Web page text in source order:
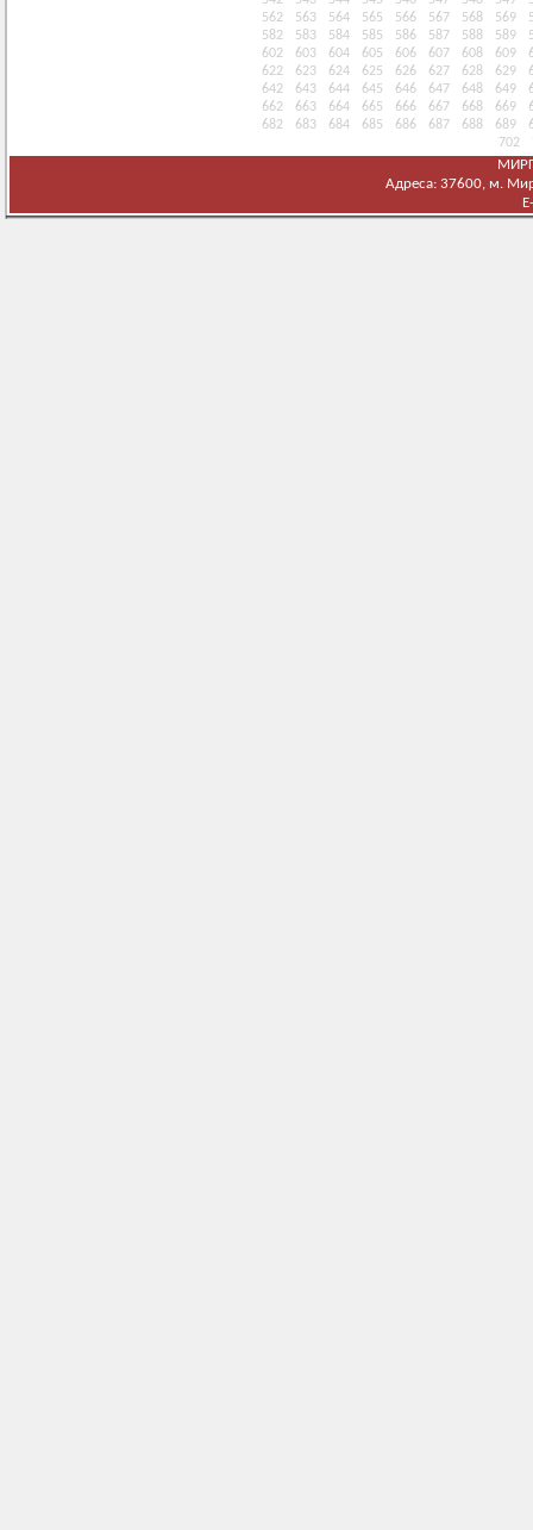
562
563 564 565 566 567 568 569
582
583 584 585 586 587 588 589
602
603 604 605 606 607 608 609
622
623 624 625 626 627 628 629
642
643 644 645 646 647 648 649
662
663 664 665 666 667 668 669
682
683 684 685 686 687 688 689
702
Адреса: 37600, м.